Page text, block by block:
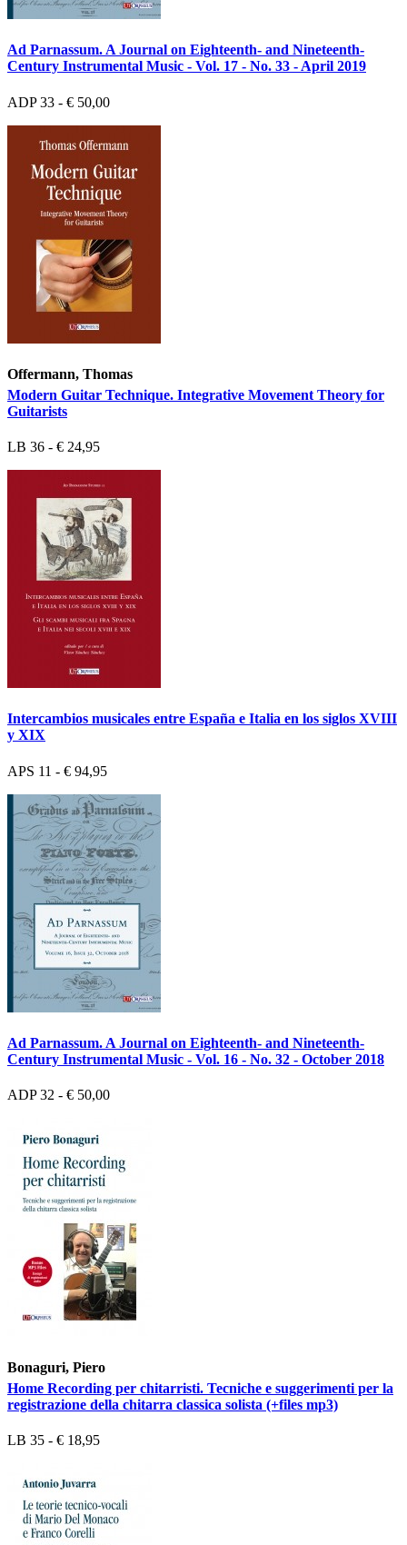
Ad Parnassum. A Journal on Eighteenth- and Nineteenth-
Century Instrumental Music - Vol. 17 - No. 33 - April 2019
ADP 33 - € 50,00
Offermann, Thomas
Modern Guitar Technique. Integrative Movement Theory for
Guitarists
LB 36 - € 24,95
Intercambios musicales entre España e Italia en los siglos XVIII
y XIX
APS 11 - € 94,95
Ad Parnassum. A Journal on Eighteenth- and Nineteenth-
Century Instrumental Music - Vol. 16 - No. 32 - October 2018
ADP 32 - € 50,00
Bonaguri, Piero
Home Recording per chitarristi. Tecniche e suggerimenti per la
registrazione della chitarra classica solista (+files mp3)
LB 35 - € 18,95